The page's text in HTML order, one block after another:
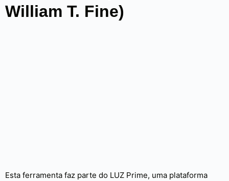
William T. Fine)
Esta ferramenta faz parte do LUZ Prime, uma plataforma